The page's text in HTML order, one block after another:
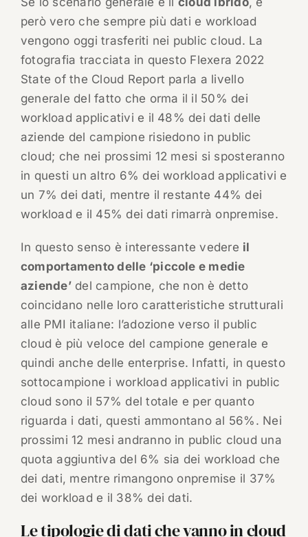
però vero che sempre più dati e workload
vengono oggi trasferiti nei public cloud. La
fotografia tracciata in questo Flexera 2022
State of the Cloud Report parla a livello
generale del fatto che orma il il 50% dei
workload applicativi e il 48% dei dati delle
aziende del campione risiedono in public
cloud; che nei prossimi 12 mesi si sposteranno
in questi un altro 6% dei workload applicativi e
un 7% dei dati, mentre il restante 44% dei
workload e il 45% dei dati rimarrà onpremise.
In questo senso è interessante vedere il
comportamento delle ‘piccole e medie
aziende’del campione, che non è detto
coincidano nelle loro caratteristiche strutturali
alle PMI italiane: l’adozione verso il public
cloud è più veloce del campione generale e
quindi anche delle enterprise. Infatti, in questo
sottocampione i workload applicativi in public
cloud sono il 57% del totale e per quanto
riguarda i dati, questi ammontano al 56%. Nei
prossimi 12 mesi andranno in public cloud una
quota aggiuntiva del 6% sia dei workload che
dei dati, mentre rimangono onpremise il 37%
dei workload e il 38% dei dati.
Le tipologie di dati che vanno in cloud